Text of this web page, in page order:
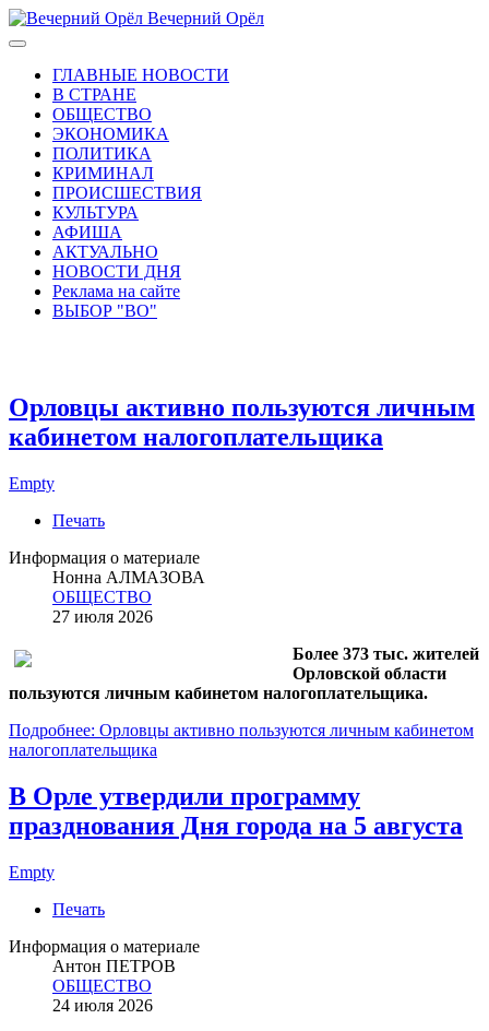
Вечерний Орёл
ГЛАВНЫЕ НОВОСТИ
В СТРАНЕ
ОБЩЕСТВО
ЭКОНОМИКА
ПОЛИТИКА
КРИМИНАЛ
ПРОИСШЕСТВИЯ
КУЛЬТУРА
АФИША
АКТУАЛЬНО
НОВОСТИ ДНЯ
Реклама на сайте
ВЫБОР "ВО"
Орловцы активно пользуются личным
кабинетом налогоплательщика
Empty
Печать
Информация о материале
Нонна АЛМАЗОВА
ОБЩЕСТВО
27 июля 2026
Более 373 тыс. жителей
Орловской области
пользуются личным кабинетом налогоплательщика.
Подробнее: Орловцы активно пользуются личным кабинетом
налогоплательщика
В Орле утвердили программу
празднования Дня города на 5 августа
Empty
Печать
Информация о материале
Антон ПЕТРОВ
ОБЩЕСТВО
24 июля 2026